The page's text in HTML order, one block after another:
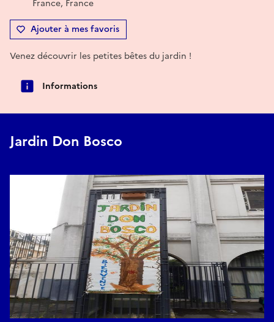
France, France
Ajouter à mes favoris
Venez découvrir les petites bêtes du jardin !
Informations
Jardin Don Bosco